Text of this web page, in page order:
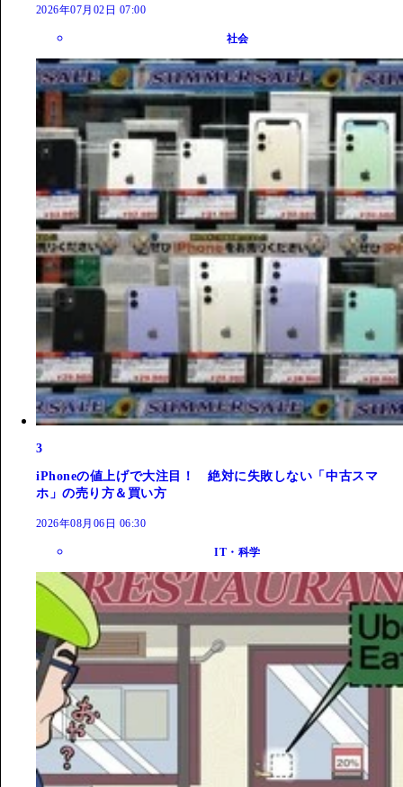
2026年07月02日 07:00
社会
3
iPhoneの値上げで大注目！ 絶対に失敗しない「中古スマ
ホ」の売り方＆買い方
2026年08月06日 06:30
IT・科学